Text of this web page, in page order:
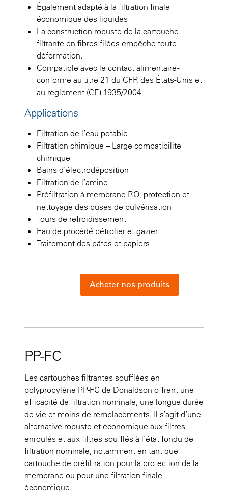
Également adapté à la filtration finale
économique des liquides
La construction robuste de la cartouche
filtrante en fibres filées empêche toute
déformation.
Compatible avec le contact alimentaire -
conforme au titre 21 du CFR des États-Unis et
au règlement (CE) 1935/2004
Applications
Filtration de l’eau potable
Filtration chimique – Large compatibilité
chimique
Bains d’électrodéposition
Filtration de l’amine
Préfiltration à membrane RO, protection et
nettoyage des buses de pulvérisation
Tours de refroidissement
Eau de procédé pétrolier et gazier
Traitement des pâtes et papiers
Acheter nos produits
PP-FC
Les cartouches filtrantes soufflées en
polypropylène PP-FC de Donaldson offrent une
efficacité de filtration nominale, une longue durée
de vie et moins de remplacements. Il s’agit d’une
alternative robuste et économique aux filtres
enroulés et aux filtres soufflés à l’état fondu de
filtration nominale, notamment en tant que
cartouche de préfiltration pour la protection de la
membrane ou pour une filtration finale
économique.